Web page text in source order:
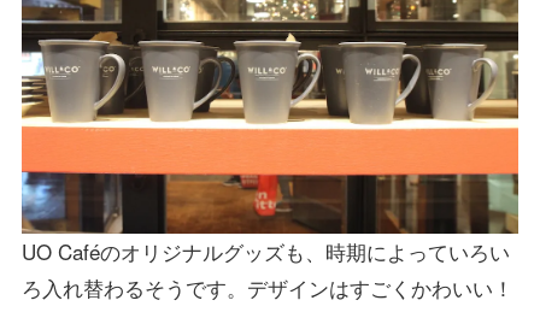
UO Caféのオリジナルグッズも、時期によっていろい
ろ入れ替わるそうです。デザインはすごくかわいい！